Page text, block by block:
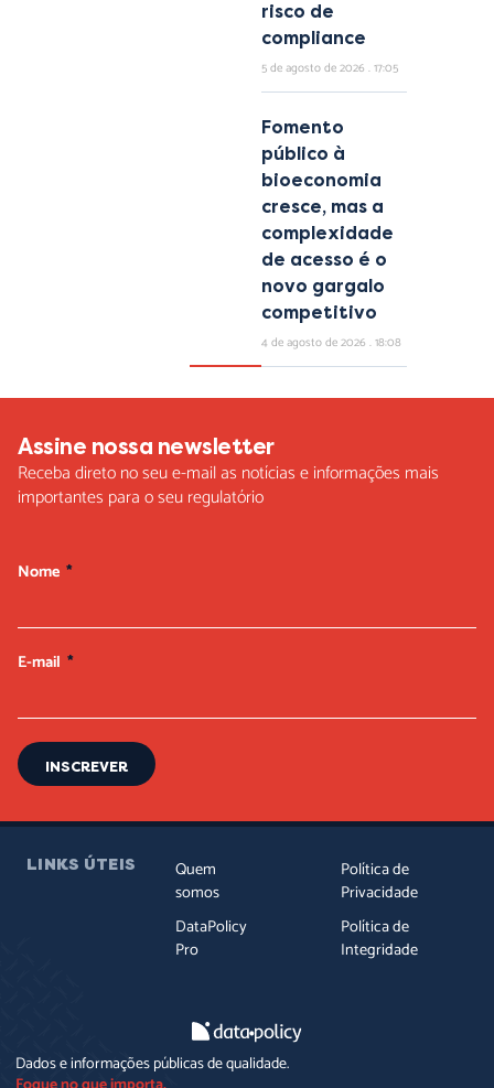
risco de
compliance
5 de agosto de 2026 17:05
Fomento
público à
bioeconomia
cresce, mas a
complexidade
de acesso é o
novo gargalo
competitivo
4 de agosto de 2026 18:08
Assine nossa newsletter
Receba direto no seu e-mail as notícias e informações mais
importantes para o seu regulatório
Nome
E-mail
INSCREVER
LINKS ÚTEIS
Quem
somos
DataPolicy
Pro
Política de
Privacidade
Política de
Integridade
Dados e informações públicas de qualidade.